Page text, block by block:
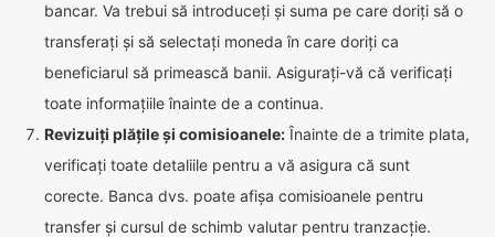
bancar. Va trebui să introduceți și suma pe care doriți să o
transferați și să selectați moneda în care doriți ca
beneficiarul să primească banii. Asigurați-vă că verificați
toate informațiile înainte de a continua.
Revizuiți plățile și comisioanele: Înainte de a trimite plata,
verificați toate detaliile pentru a vă asigura că sunt
corecte. Banca dvs. poate afișa comisioanele pentru
transfer și cursul de schimb valutar pentru tranzacție.